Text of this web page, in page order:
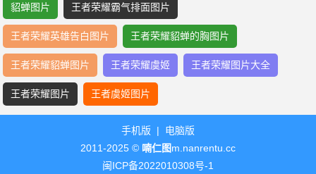
貂蝉图片 王者荣耀霸气排面图片
王者荣耀英雄告白图片 王者荣耀貂蝉的胸图片
王者荣耀貂蝉图片 王者荣耀虞姬 王者荣耀图片大全
王者荣耀图片 王者虞姬图片
手机版 | 电脑版
2011-2025 © 喃仁图m.nanrentu.cc
闽ICP备2022010308号-1